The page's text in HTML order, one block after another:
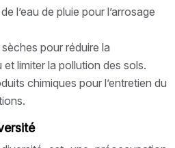
l’eau de pluie pour l’arrosage
pour réduire la
et limiter la pollution des sols.
chimiques pour l’entretien du